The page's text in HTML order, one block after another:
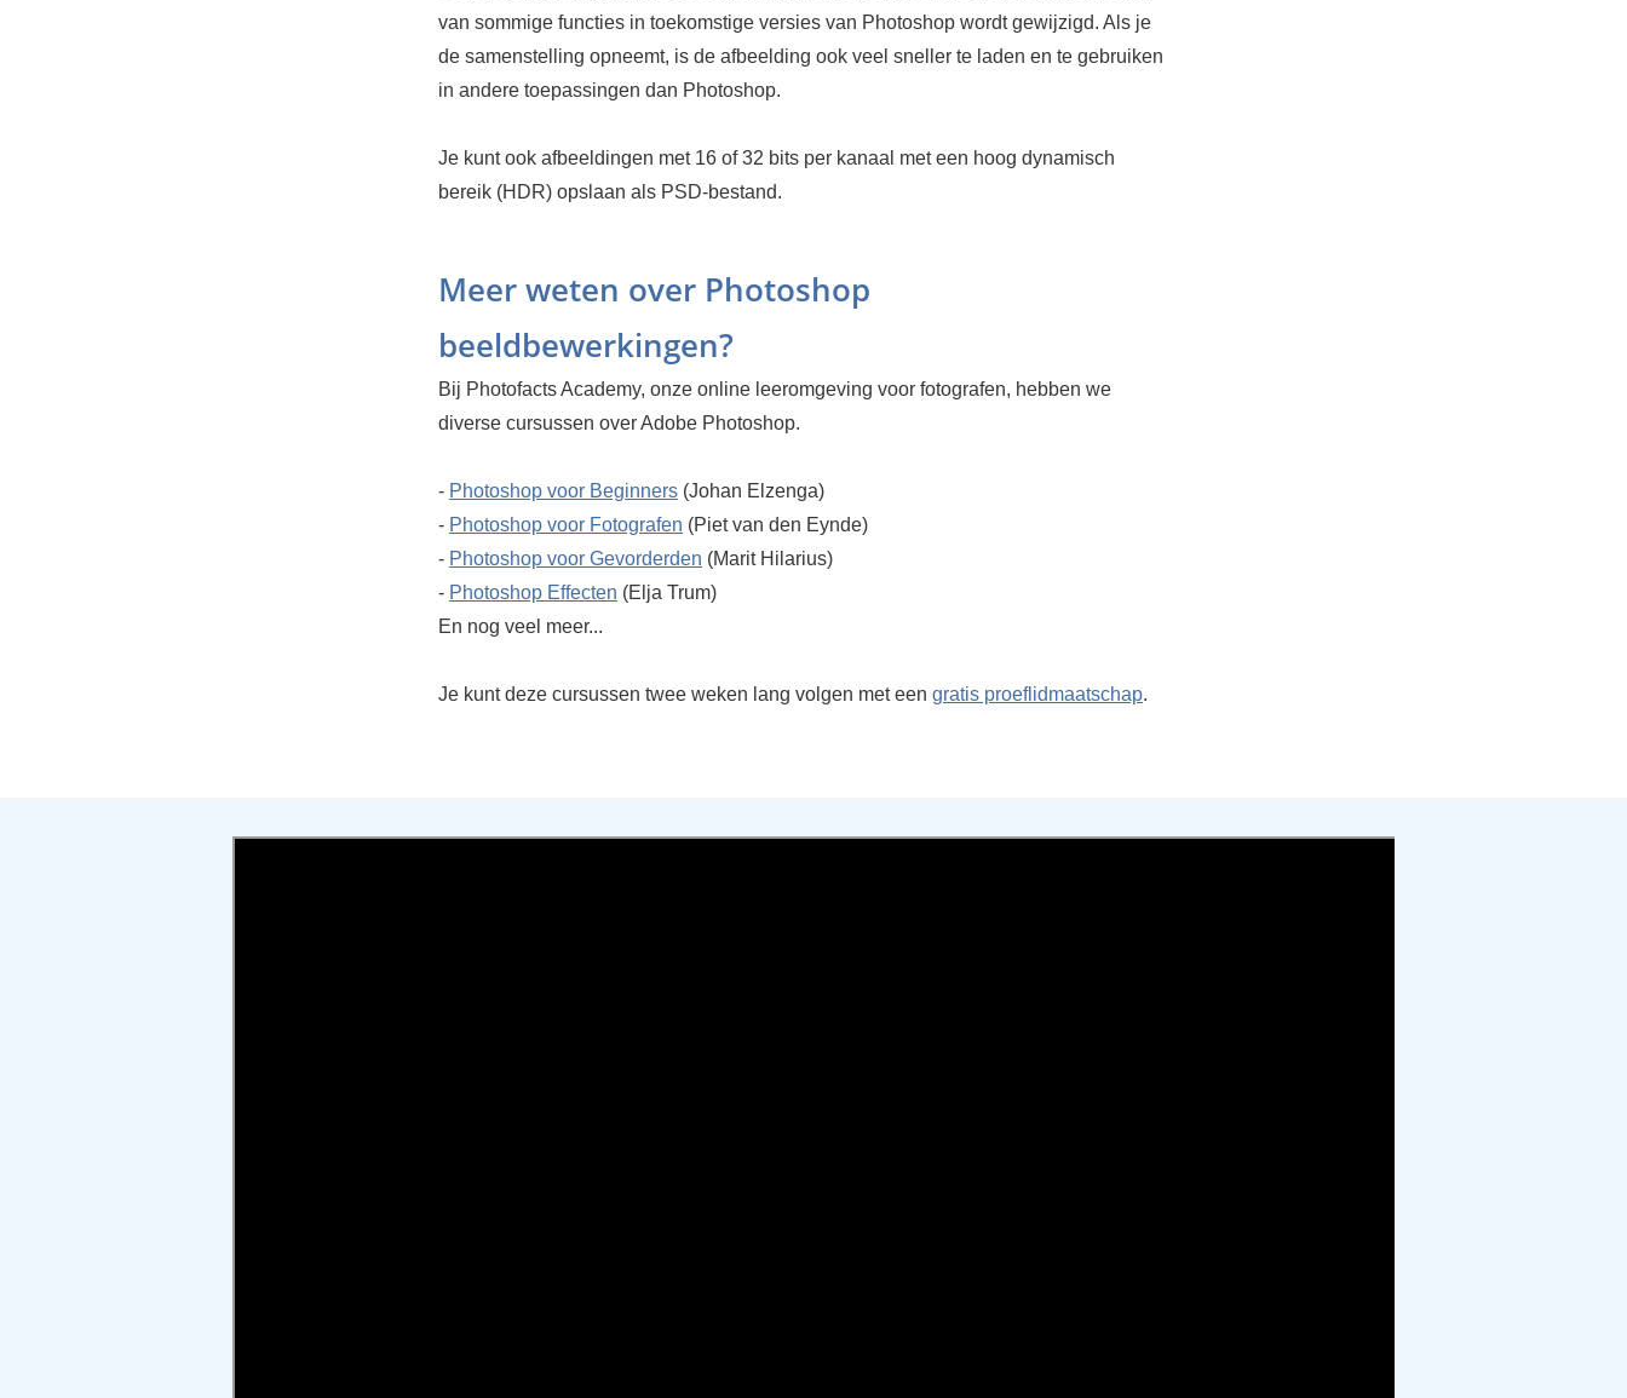
van sommige functies in toekomstige versies van Photoshop wordt gewijzigd. Als je
de samenstelling opneemt, is de afbeelding ook veel sneller te laden en te gebruiken
in andere toepassingen dan Photoshop.
Je kunt ook afbeeldingen met 16 of 32 bits per kanaal met een hoog dynamisch
bereik (HDR) opslaan als PSD-bestand.
Meer weten over Photoshop
beeldbewerkingen?
Bij Photofacts Academy, onze online leeromgeving voor fotografen, hebben we
diverse cursussen over Adobe Photoshop.
- Photoshop voor Beginners (Johan Elzenga)
- Photoshop voor Fotografen (Piet van den Eynde)
- Photoshop voor Gevorderden (Marit Hilarius)
- Photoshop Effecten (Elja Trum)
En nog veel meer...
Je kunt deze cursussen twee weken lang volgen met een gratis proeflidmaatschap.